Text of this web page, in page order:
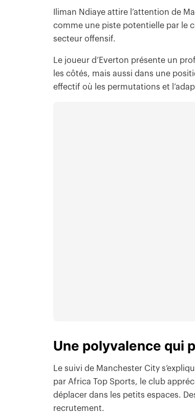
Iliman Ndiaye attire l’attention de
comme une piste potentielle par le
secteur offensif.
Le joueur d’Everton présente un
les côtés, mais aussi dans une
effectif où les permutations et
Une polyvalence qui
Le suivi de Manchester City
par Africa Top Sports, le club
déplacer dans les petits espaces.
recrutement.